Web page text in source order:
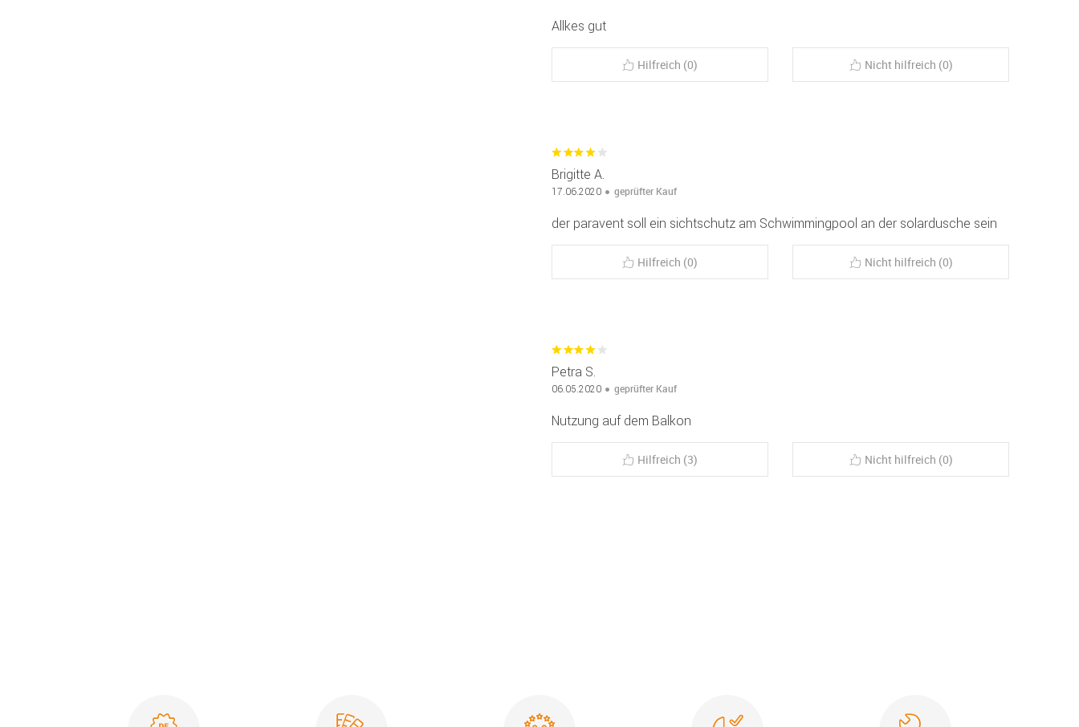
Allkes gut
Hilfreich (0) Nicht hilfreich (0)
Brigitte A.
17.06.2020 geprüfter Kauf
der paravent soll ein sichtschutz am Schwimmingpool an der solardusche sein
Hilfreich (0) Nicht hilfreich (0)
Petra S.
06.05.2020 geprüfter Kauf
Nutzung auf dem Balkon
Hilfreich (3) Nicht hilfreich (0)